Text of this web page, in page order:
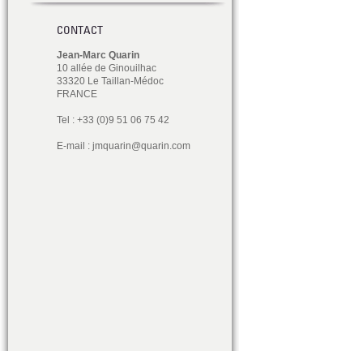
CONTACT
Jean-Marc Quarin
10 allée de Ginouilhac
33320 Le Taillan-Médoc
FRANCE
Tel : +33 (0)9 51 06 75 42
E-mail : jmquarin@quarin.com